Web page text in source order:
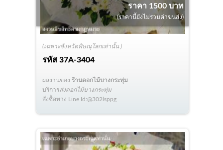
(เฉพาะจังหวัดพิษณุโลกเท่านั้น )
รหัส37A-3404
ราคา 1500 บาท
(ราคานี้ยังไม่รวมค่าขนส่ง)
ผลงานของ ร้านดอกไม้บางกระทุ่ม
บริการส่งดอกไม้บางกระทุ่ม
สั่งซื้อทาง Line Id:@302lsppg